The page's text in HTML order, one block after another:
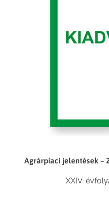
Agrárpiaci jelentések –
XXIV.